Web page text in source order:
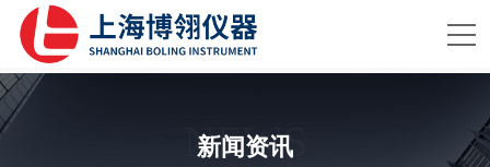
NEWS
新闻资讯